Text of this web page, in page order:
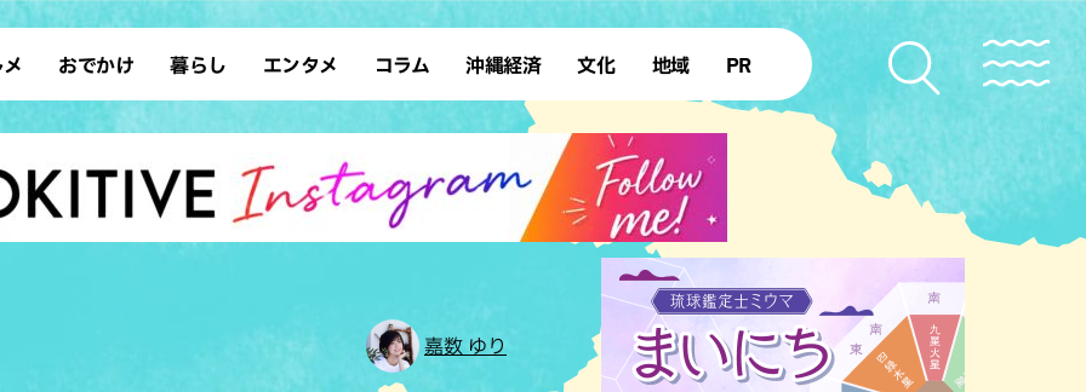
ン 沖縄そば
ウト カフェ
和食・日本料理
おでかけ
デート ドライブ
散歩 ソロ活
暮らし
レシピ SDGs
ファッション ローカルニュース
沖縄移住 沖縄旧暦行事
エンタメ
スポーツ 占い
タレント・芸人 テレビ
コラム 沖縄経済 文化
復帰50年
地域
本島北部 本島中部
本島南部 先島諸島
北部離島
PR
嘉数 ゆり